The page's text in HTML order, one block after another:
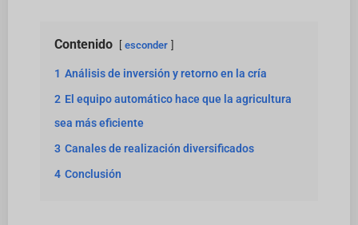
Contenido esconder
1 Análisis de inversión y retorno en la cría
2 El equipo automático hace que la agricultura
sea más eficiente
3 Canales de realización diversificados
4 Conclusión